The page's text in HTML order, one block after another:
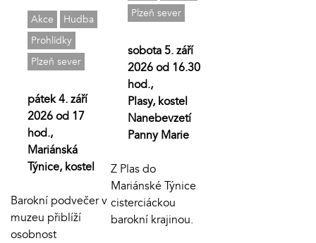
Akce
Hudba
Prohlídky
Plzeň sever
pátek 4. září
2026 od 17
hod.,
Mariánská
Týnice, kostel
Barokní podvečer v
muzeu přiblíží
osobnost
Plzeň sever
sobota 5. září
2026 od 16.30
hod.,
Plasy, kostel
Nanebevzetí
Panny Marie
Z Plas do
Mariánské Týnice
cisterciáckou
barokní krajinou.